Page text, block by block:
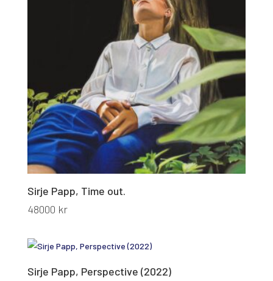
Sirje Papp, Time out.
48000 kr
Sirje Papp, Perspective (2022)